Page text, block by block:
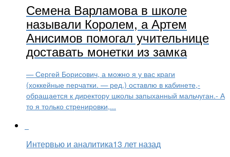
Семена Варламова в школе
называли Королем, а Артем
Анисимов помогал учительнице
доставать монетки из замка
— Сергей Борисович, а можно я у вас краги
(хоккейные перчатки. — ред.) оставлю в кабинете,-
обращается к директору школы запыханный мальчуган.- А
то я только стренировки,...
Интервью и аналитика13 лет назад